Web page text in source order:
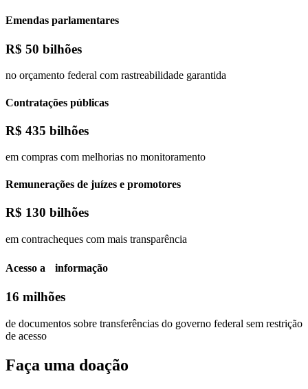
Emendas parlamentares
R$ 50 bilhões
no orçamento federal com rastreabilidade garantida
Contratações públicas
R$ 435 bilhões
em compras com melhorias no monitoramento
Remunerações de juízes e promotores
R$ 130 bilhões
em contracheques com mais transparência
Acesso a informação
16 milhões
de documentos sobre transferências do governo federal sem restrição
de acesso
Faça uma doação